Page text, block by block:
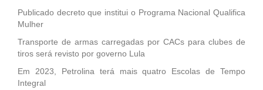
Publicado decreto que institui o Programa Nacional Qualifica
Mulher
Transporte de armas carregadas por CACs para clubes de
tiros será revisto por governo Lula
Em 2023, Petrolina terá mais quatro Escolas de Tempo
Integral